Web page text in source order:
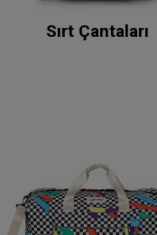
Sırt Çantaları